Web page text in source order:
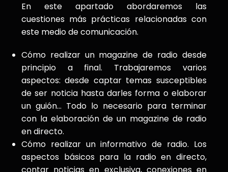
En este apartado abordaremos las
cuestiones más prácticas relacionadas con
este medio de comunicación.
Cómo realizar un magazine de radio desde
principio a final. Trabajaremos varios
aspectos: desde captar temas susceptibles
de ser noticia hasta darles forma o elaborar
un guión… Todo lo necesario para terminar
con la elaboración de un magazine de radio
en directo.
Cómo realizar un informativo de radio. Los
aspectos básicos para la radio en directo,